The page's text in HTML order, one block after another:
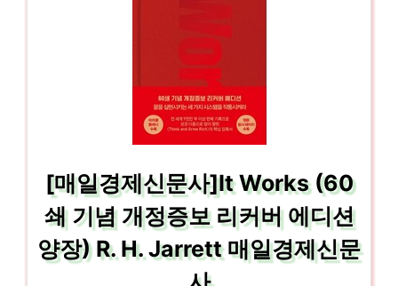
[매일경제신문사]It Works (60
쇄 기념 개정증보 리커버 에디션
양장) R. H. Jarrett 매일경제신문